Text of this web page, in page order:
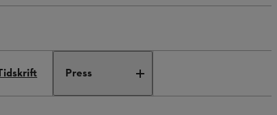
Press